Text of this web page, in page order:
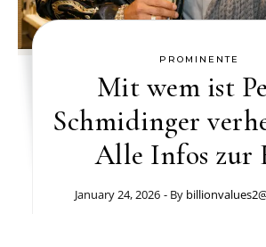
PROMINENTE
Mit wem ist
Schmidinger
Alle Infos zur
January 24, 2026 - By